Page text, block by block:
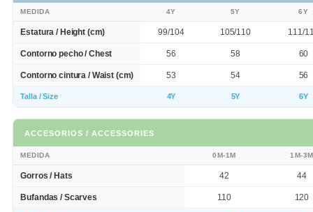
MEDIDA 4Y 5Y 6Y
Estatura / Height (cm) 99/104 105/110 111/
Contorno pecho / Chest 56 58 60
Contorno cintura / Waist (cm) 53 54 56
Talla / Size 4Y 5Y 6Y
ACCESORIOS / ACCESSORIES
MEDIDA 0M-1M 1M-3M
Gorros / Hats 42 44
Bufandas / Scarves 110 120